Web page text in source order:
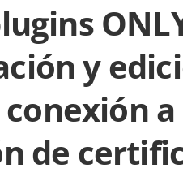
y
a
de